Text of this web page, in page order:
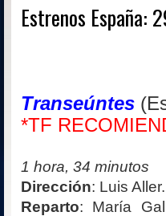
Estrenos España:
Transeúntes (
*TF
1 hora, 34 minutos
Dirección: Luis Aller.
Reparto: María